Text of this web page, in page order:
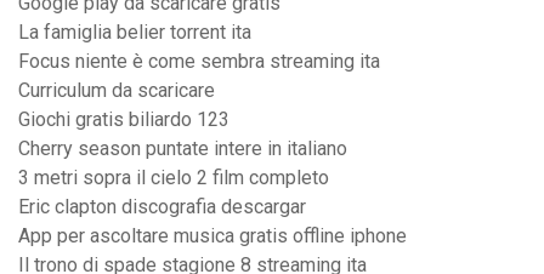
La famiglia belier torrent ita
Focus niente è come sembra streaming ita
Curriculum da scaricare
Giochi gratis biliardo 123
Cherry season puntate intere in italiano
3 metri sopra il cielo 2 film completo
Eric clapton discografia descargar
App per ascoltare musica gratis offline iphone
Il trono di spade stagione 8 streaming ita